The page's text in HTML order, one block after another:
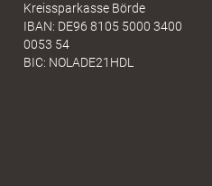
Kreissparkasse Börde
IBAN: DE96 8105 5000 3400
0053 54
BIC: NOLADE21HDL